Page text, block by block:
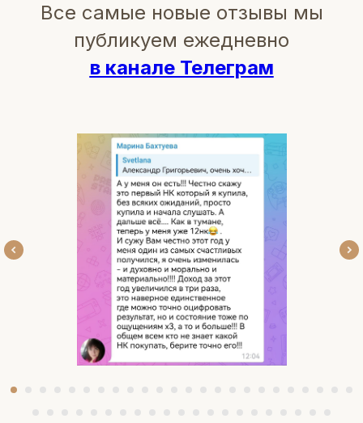
Все самые новые отзывы мы
публикуем ежедневно
в канале Телеграм